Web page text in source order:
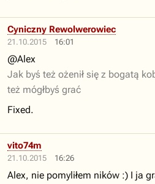
21.10.2015 16:01
Cyniczny Rewolwerowiec
@Alex
Jak byś też ożenił się z bogatą
też mógłbyś grać
Fixed.
21.10.2015 16:26
vito74m
Alex, nie pomyliłem ników :) I ja